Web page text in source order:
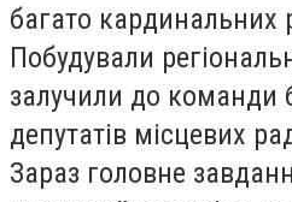
багато кардинальних
Побудували
залучили до команди
депутатів місцевих
Зараз головне